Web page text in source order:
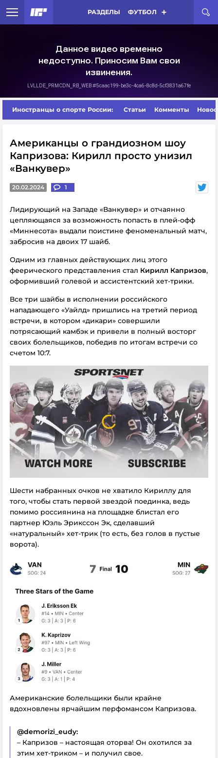
РАЗДЕЛЫ ФУТБОЛ
Иностранцы о спорте России: Статьи Комменты
Американцы о грандиозном шоу
Капризова: Кирилл просто унизил
«Ванкувер»
20.02.2024 1
Лидирующий на Западе «Ванкувер» и отчаянно
цепляющаяся за возможность попасть в плей-офф
«Миннесота» выдали поистине феноменальный матч,
забросив на двоих 17 шайб.
Одним из главных действующих лиц этого
феерического представления стал Кирилл Капризов,
оформивший голевой и ассистентский хет-трики.
Все три шайбы в исполнении российского
нападающего «Уайлд» пришлись на третий период
встречи, в котором «дикари» совершили
потрясающий камбэк и привели в полный восторг
своих болельщиков, победив по итогам встречи со
счетом 10:7.
Шести набранных очков не хватило Кириллу для
того, чтобы стать первой звездой поединка, ведь
помимо россиянина на площадке блистал его
партнер Юэль Эрикссон Эк, сделавший
«натуральный» хет-трик (то есть, без голов в пустые
ворота).
Американские болельщики были крайне
вдохновлены ярчайшим перфомансом Капризова.
@demorizi_eudy:
– Капризов – настоящая оторва! Он охотился за
этим хет-триком – и получил свое.